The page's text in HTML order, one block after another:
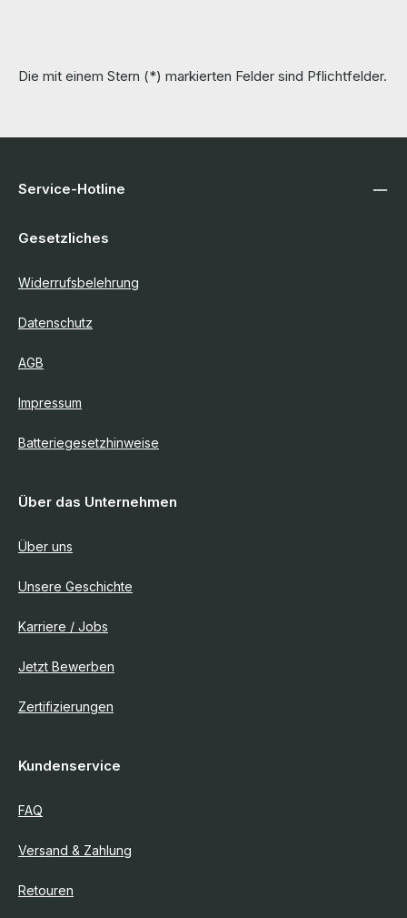
Die mit einem Stern (*) markierten Felder sind Pflichtfelder.
Service-Hotline
Gesetzliches
Widerrufsbelehrung
Datenschutz
AGB
Impressum
Batteriegesetzhinweise
Über das Unternehmen
Über uns
Unsere Geschichte
Karriere / Jobs
Jetzt Bewerben
Zertifizierungen
Kundenservice
FAQ
Versand & Zahlung
Retouren